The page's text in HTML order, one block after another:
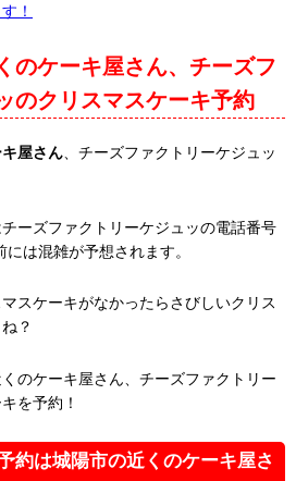
！
のケーキ屋さん、チーズフ
のクリスマスケーキ予約
屋さん 、チーズファクトリーケジュッ
ーズファクトリーケジュッの電話番号
には混雑が予想されます。
スケーキがなかったらさびしいクリス
？
のケーキ屋さん、チーズファクトリー
を予約！
約は城陽市の近くのケーキ屋さ